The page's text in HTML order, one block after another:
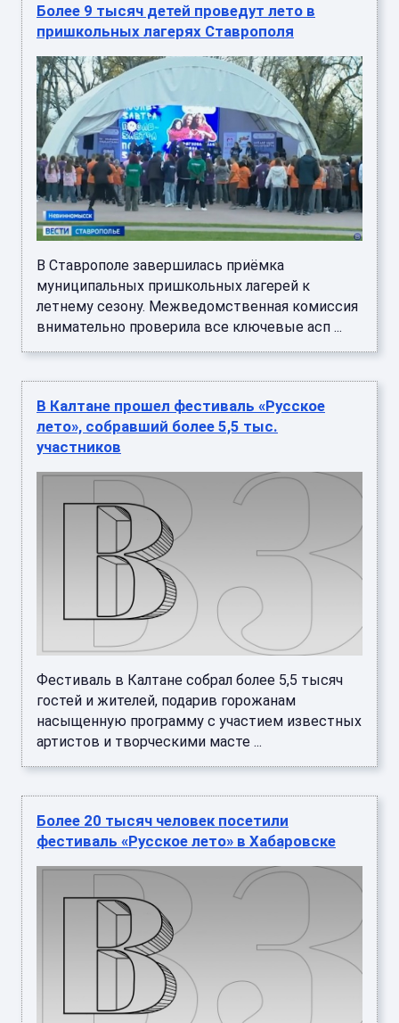
Более 9 тысяч детей проведут лето в
пришкольных лагерях Ставрополя
В Ставрополе завершилась приёмка
муниципальных пришкольных лагерей к
летнему сезону. Межведомственная комиссия
внимательно проверила все ключевые асп ...
В Калтане прошел фестиваль «Русское
лето», собравший более 5,5 тыс.
участников
Фестиваль в Калтане собрал более 5,5 тысяч
гостей и жителей, подарив горожанам
насыщенную программу с участием известных
артистов и творческими масте ...
Более 20 тысяч человек посетили
фестиваль «Русское лето» в Хабаровске